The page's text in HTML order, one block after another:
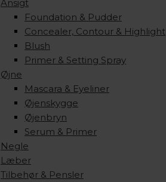
Ansigt
Foundation & Pudder
Concealer, Contour & Highlight
Blush
Primer & Setting Spray
Øjne
Mascara & Eyeliner
Øjenskygge
Øjenbryn
Serum & Primer
Negle
Læber
Tilbehør & Pensler